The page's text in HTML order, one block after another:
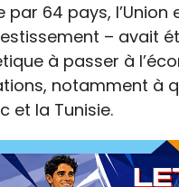
par 64 pays,
– avait
à passer à
notamment à
et la Tunisie.